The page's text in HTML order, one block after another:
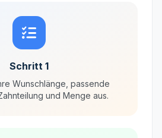
Schritt 1
Wunschlänge, passende
und Menge aus.